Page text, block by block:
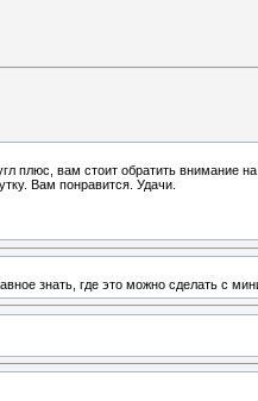
плюс, вам стоит обратить внимание
Вам понравится. Удачи.
знать, где это можно сделать с